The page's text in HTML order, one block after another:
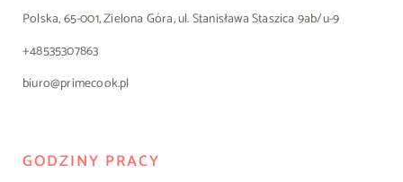
Polska, 65-001, Zielona Góra, ul. Stanisława Staszica 9ab/u-9
+48535307863
biuro@primecook.pl
GODZINY PRACY